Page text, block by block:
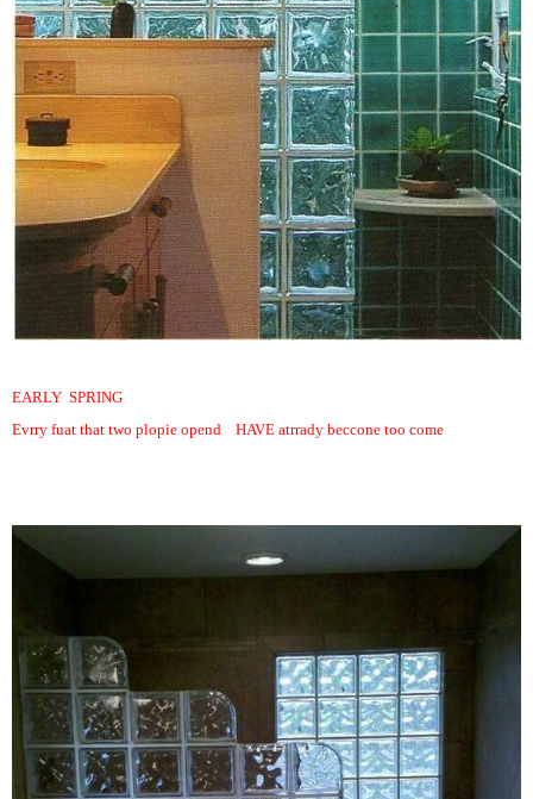
EARLY SPRING
Evrry fuat that two plopie opend HAVE atrrady beccone too come